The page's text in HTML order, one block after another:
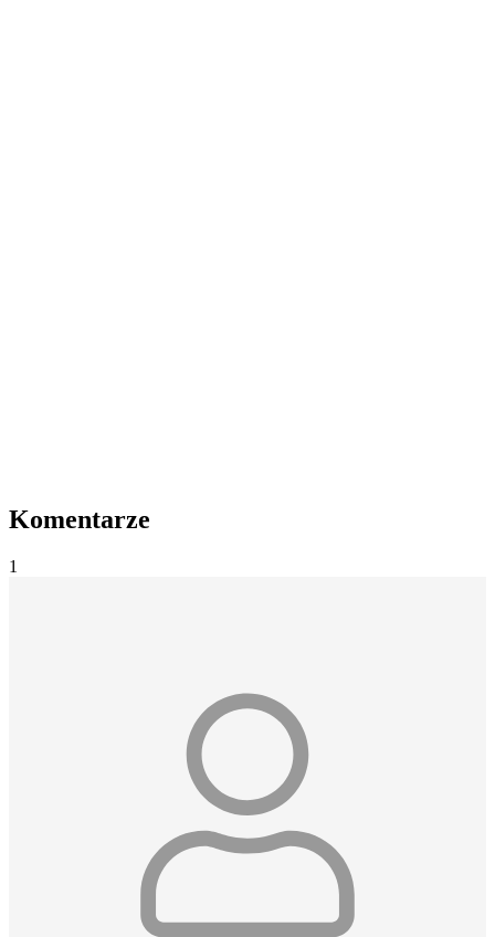
Komentarze
1